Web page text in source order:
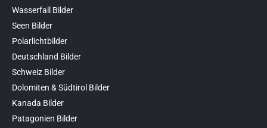
Wasserfall Bilder
Seen Bilder
Polarlichtbilder
Deutschland Bilder
Schweiz Bilder
Dolomiten & Südtirol Bilder
Kanada Bilder
Patagonien Bilder